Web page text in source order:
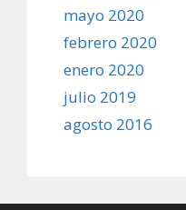
mayo 2020
febrero 2020
enero 2020
julio 2019
agosto 2016